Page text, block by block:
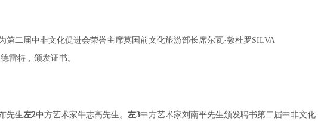
第二届中非文化促进会荣誉主席莫国前文化旅游部长席尔瓦·敦杜罗SILVA
雷特，颁发证书。
先生左2中方艺术家牛志高先生。 左3中方艺术家刘南平先生颁发聘书第二届中非文化